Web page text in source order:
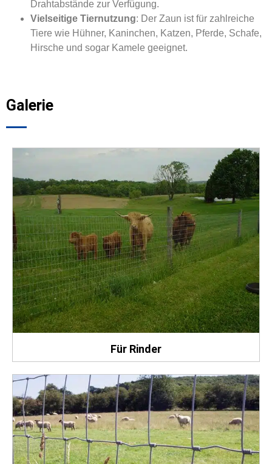
Drahtabstände zur Verfügung.
Vielseitige Tiernutzung: Der Zaun ist für zahlreiche
Tiere wie Hühner, Kaninchen, Katzen, Pferde, Schafe,
Hirsche und sogar Kamele geeignet.
Galerie
Für Rinder